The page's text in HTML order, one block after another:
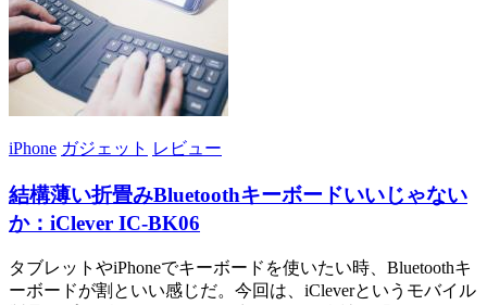
iPhone ガジェット レビュー
結構薄い折畳みBluetoothキーボードいいじゃない
か：iClever IC-BK06
タブレットやiPhoneでキーボードを使いたい時、Bluetoothキ
ーボードが割といい感じだ。今回は、iCleverというモバイル